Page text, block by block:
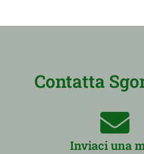
Contatta
Inviaci una